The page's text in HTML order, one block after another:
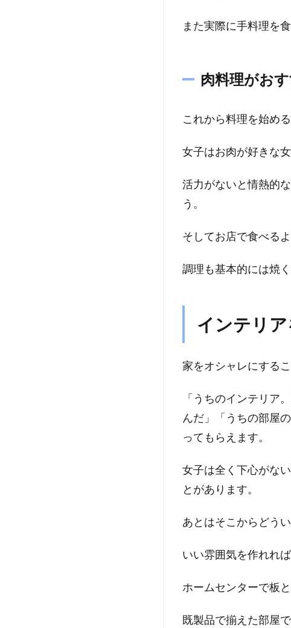
また実際に手料理を
肉料理がお
これから料理を始め
女子はお肉が好きな
活力がないと情熱的
う。
そしてお店で食べる
調理も基本的には焼
インテリ
家をオシャレにする
「うちのインテリア
んだ」「うちの部屋
ってもらえます。
女子は全く下心がな
とがあります。
あとはそこからどう
いい雰囲気を作れれ
ホームセンターで板
既製品で揃えた部屋